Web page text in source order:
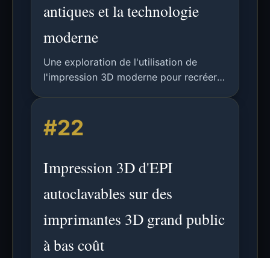
antiques et la technologie
moderne
Une exploration de l'utilisation de
l'impression 3D moderne pour recréer
géométriques d'Archimède, célébrant
son 2300e anniversaire.
#22
Impression 3D d'EPI
autoclavables sur des
imprimantes 3D grand public
à bas coût